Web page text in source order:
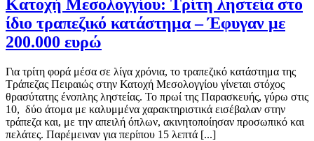
Κατοχή Μεσολογγίου: Τρίτη ληστεία στο
ίδιο τραπεζικό κατάστημα – Έφυγαν με
200.000 ευρώ
Για τρίτη φορά μέσα σε λίγα χρόνια, το τραπεζικό κατάστημα της
Τράπεζας Πειραιώς στην Κατοχή Μεσολογγίου γίνεται στόχος
θρασύτατης ένοπλης ληστείας. Το πρωί της Παρασκευής, γύρω στις
10, δύο άτομα με καλυμμένα χαρακτηριστικά εισέβαλαν στην
τράπεζα και, με την απειλή όπλων, ακινητοποίησαν προσωπικό και
πελάτες. Παρέμειναν για περίπου 15 λεπτά [...]